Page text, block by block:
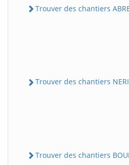
Trouver des chantiers
Trouver des chantiers
Trouver des chantiers